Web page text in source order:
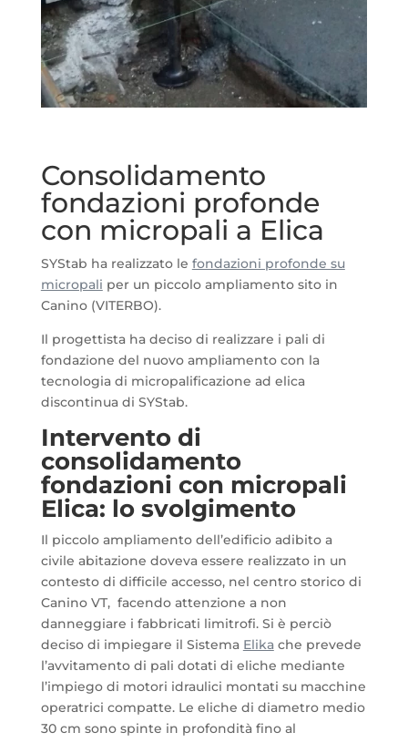
Consolidamento
fondazioni profonde
con micropali a Elica
SYStab ha realizzato le fondazioni profonde su
micropali per un piccolo ampliamento sito in
Canino (VITERBO).
Il progettista ha deciso di realizzare i pali di
fondazione del nuovo ampliamento con la
tecnologia di micropalificazione ad elica
discontinua di SYStab.
Intervento di
consolidamento
fondazioni con micropali
Elica: lo svolgimento
Il piccolo ampliamento dell’edificio adibito a
civile abitazione doveva essere realizzato in un
contesto di difficile accesso, nel centro storico di
Canino VT, facendo attenzione a non
danneggiare i fabbricati limitrofi. Si è perciò
deciso di impiegare il Sistema Elika che prevede
l’avvitamento di pali dotati di eliche mediante
l’impiego di motori idraulici montati su macchine
operatrici compatte. Le eliche di diametro medio
30 cm sono spinte in profondità fino al